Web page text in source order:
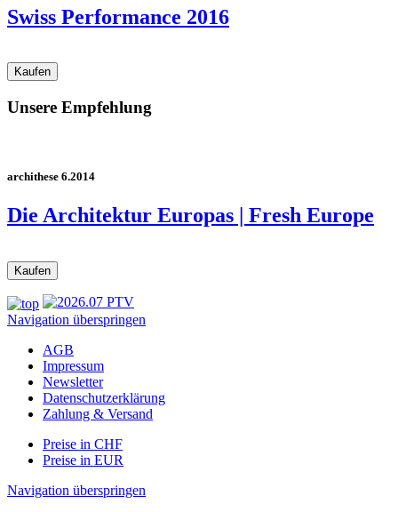
Swiss Performance 2016
Unsere Empfehlung
archithese 6.2014
Die Architektur Europas | Fresh Europe
Navigation überspringen
AGB
Impressum
Newsletter
Datenschutzerklärung
Zahlung & Versand
Preise in CHF
Preise in EUR
Navigation überspringen